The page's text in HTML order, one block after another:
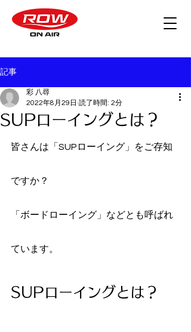
記事
SUPローイングとは？
彩 八尋
2022年8月29日 読了時間: 2分
皆さんは「SUPローイング」をご存知
ですか？
「ボードローイング」などとも呼ばれ
ています。
SUPローイングとは？